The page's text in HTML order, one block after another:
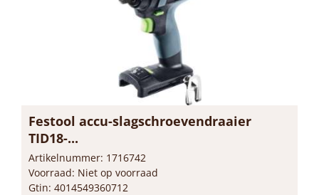
Festool accu-slagschroevendraaier
TID18-...
Artikelnummer: 1716742
Voorraad: Niet op voorraad
Gtin: 4014549360712